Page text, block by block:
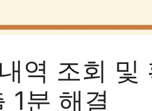
역 조회 및
1분 해결